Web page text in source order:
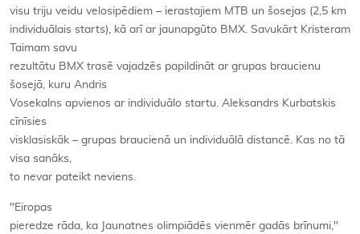
visu triju veidu velosipēdiem – ierastajiem MTB un šosejas (2,5 km
individuālais starts), kā arī ar jaunapgūto BMX. Savukārt Kristeram
Taimam savu
rezultātu BMX trasē vajadzēs papildināt ar grupas braucienu
šosejā, kuru Andris
Vosekalns apvienos ar individuālo startu. Aleksandrs Kurbatskis
cīnīsies
visklasiskāk – grupas braucienā un individuālā distancē. Kas no tā
visa sanāks,
to nevar pateikt neviens.
"Eiropas
pieredze rāda, ka Jaunatnes olimpiādēs vienmēr gadās brīnumi,"